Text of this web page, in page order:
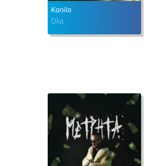
Konilo
Όλα